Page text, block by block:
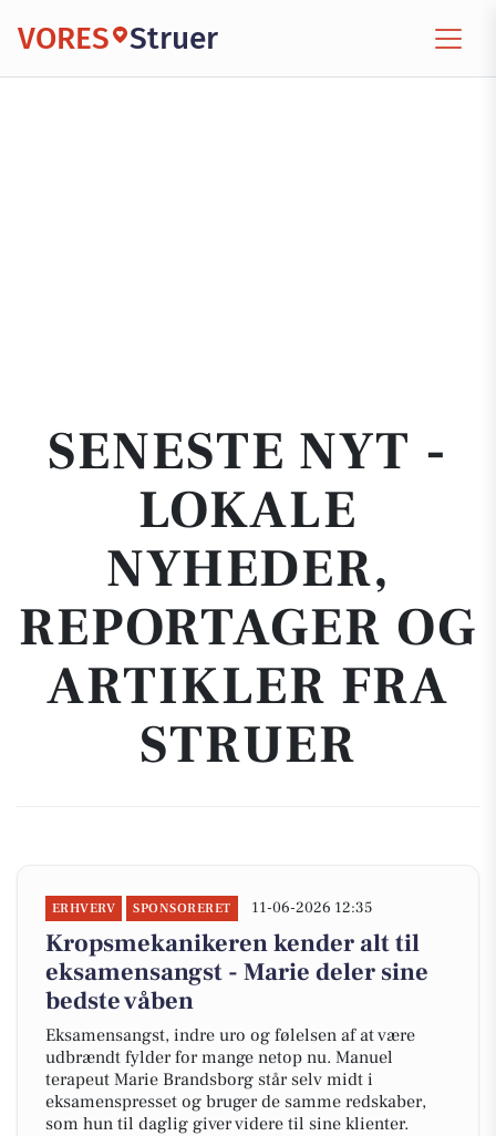
VORES Struer
SENESTE NYT -
LOKALE
NYHEDER,
REPORTAGER OG
ARTIKLER FRA
STRUER
ERHVERV SPONSORERET 11-06-2026 12:35
Kropsmekanikeren kender alt til
eksamensangst - Marie deler sine
bedste våben
Eksamensangst, indre uro og følelsen af at være
udbrændt fylder for mange netop nu. Manuel
terapeut Marie Brandsborg står selv midt i
eksamenspresset og bruger de samme redskaber,
som hun til daglig giver videre til sine klienter.